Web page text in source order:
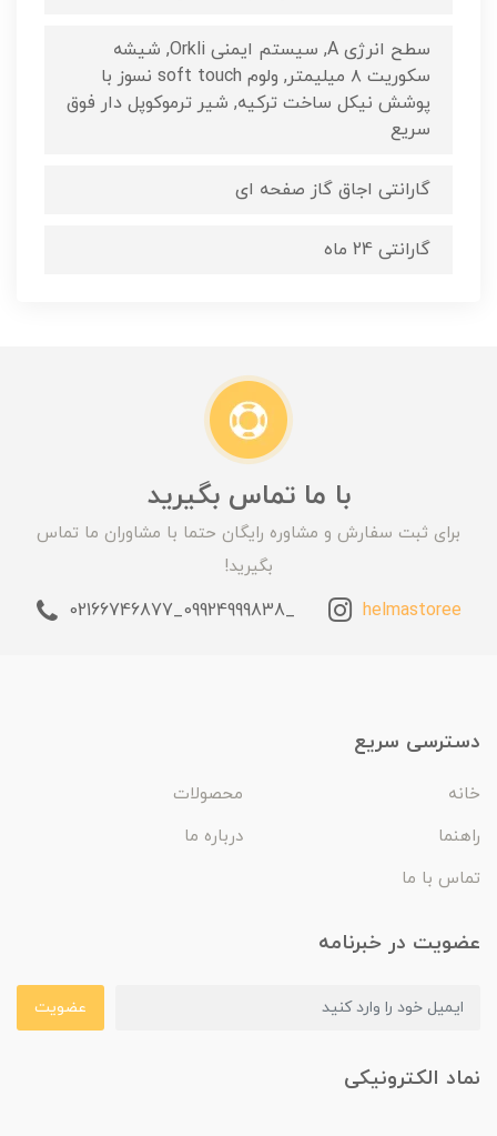
سطح انرژی A, سیستم ایمنی Orkli, شیشه
سکوریت ۸ میلیمتر, ولوم soft touch نسوز با
پوشش نیکل ساخت ترکیه, شیر ترموکوپل دار فوق
سریع
گارانتی اجاق گاز صفحه ای
گارانتی 24 ماه
با ما تماس بگیرید
برای ثبت سفارش و مشاوره رایگان حتما با مشاوران ما تماس
بگیرید!
helmastoree
_09924999838_02166746877
دسترسی سریع
خانه
محصولات
راهنما
درباره ما
تماس با ما
عضویت در خبرنامه
عضویت
نماد الکترونیکی